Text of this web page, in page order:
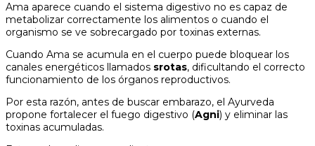
Ama aparece cuando el sistema digestivo no es capaz de
metabolizar correctamente los alimentos o cuando el
organismo se ve sobrecargado por toxinas externas.
Cuando Ama se acumula en el cuerpo puede bloquear los
canales energéticos llamados srotas, dificultando el correcto
funcionamiento de los órganos reproductivos.
Por esta razón, antes de buscar embarazo, el Ayurveda
propone fortalecer el fuego digestivo (Agni) y eliminar las
toxinas acumuladas.